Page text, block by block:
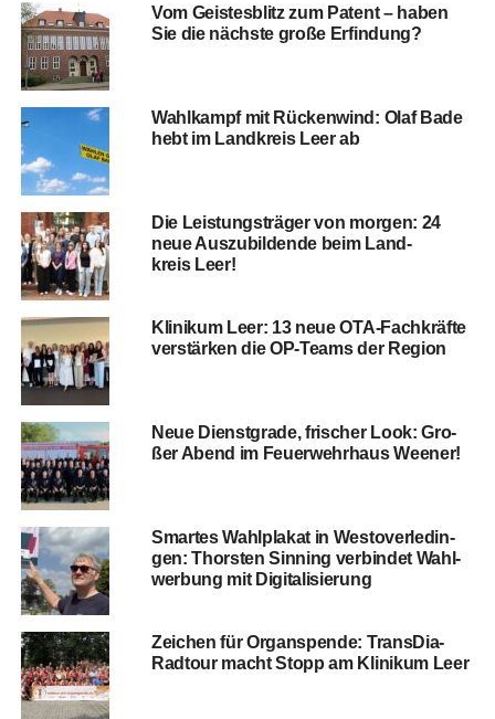
Vom Geis­tes­blitz zum Patent – haben
Sie die nächs­te gro­ße Erfindung?
Wahl­kampf mit Rücken­wind: Olaf Bade
hebt im Land­kreis Leer ab
Die Leis­tungs­trä­ger von mor­gen: 24
neue Aus­zu­bil­den­de beim Land­
kreis Leer!
Kli­ni­kum Leer: 13 neue OTA-Fach­kräf­te
ver­stär­ken die OP-Teams der Region
Neue Dienst­gra­de, fri­scher Look: Gro­
ßer Abend im Feu­er­wehr­haus Weener!
Smar­tes Wahl­pla­kat in Wes­t­ov­er­le­din­
gen: Thors­ten Sin­ning ver­bin­det Wahl­
wer­bung mit Digitalisierung
Zei­chen für Organ­spen­de: Trans­Dia-
Rad­tour macht Stopp am Kli­ni­kum Leer